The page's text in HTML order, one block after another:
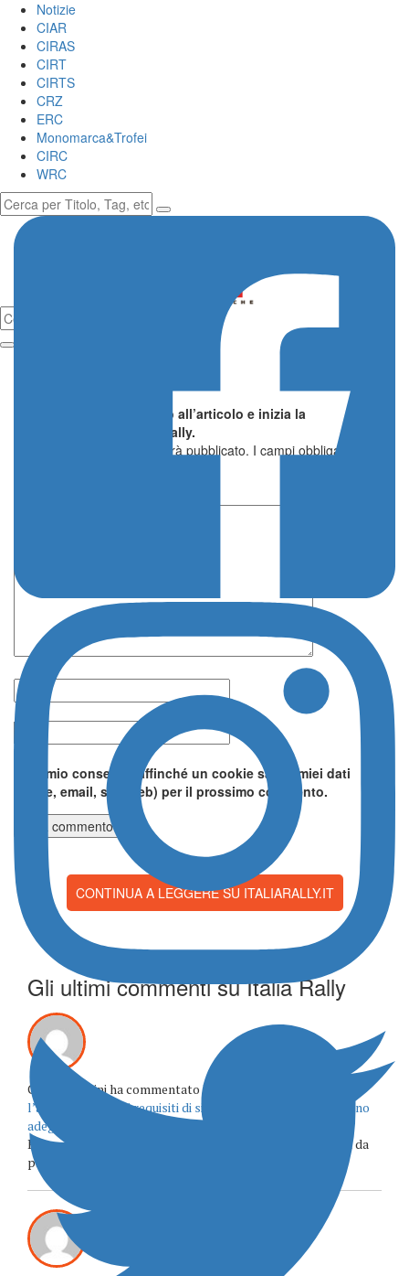
Notizie
CIAR
CIRAS
CIRT
CIRTS
CRZ
ERC
Monomarca&Trofei
CIRC
WRC
Lascia il primo commento all’articolo e inizia la
conversazione su Italia Rally.
Il tuo indirizzo email non sarà pubblicato. I campi obbligatori sono
Nome *
Email *
Do il mio consenso affinché un cookie salvi i miei dati
(nome, email, sito web) per il prossimo commento.
CONTINUA A LEGGERE SU ITALIARALLY.IT
Gli ultimi commenti su Italia Rally
Claudio Albini ha commentatoRally4, la FIA approva
l’allineamento dei requisiti di sicurezza: 208 e Corsa saranno
adeguate
Buongiorno quali saranno esattamente gli aggiornamenti da
predisporre per 208 e opel corsa? Costi e procedure